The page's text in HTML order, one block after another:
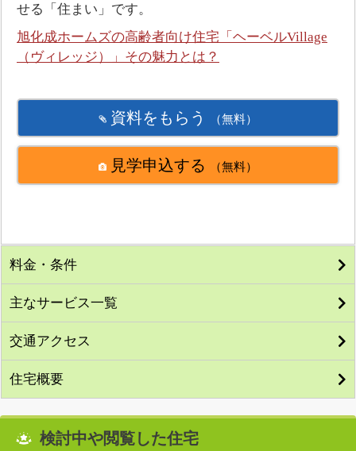
せる「住まい」です。
旭化成ホームズの高齢者向け住宅「ヘーベルVillage
（ヴィレッジ）」その魅力とは？
資料をもらう （無料）
見学申込する （無料）
料金・条件
主なサービス一覧
交通アクセス
住宅概要
検討中や閲覧した住宅